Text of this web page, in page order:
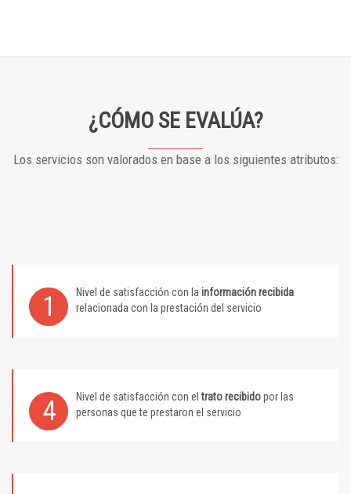
¿CÓMO SE EVALÚA?
Los servicios son valorados en base a los siguientes atributos:
1 Nivel de satisfacción con la información recibida
relacionada con la prestación del servicio
4 Nivel de satisfacción con eltrato recibidopor las
personas que te prestaron el servicio